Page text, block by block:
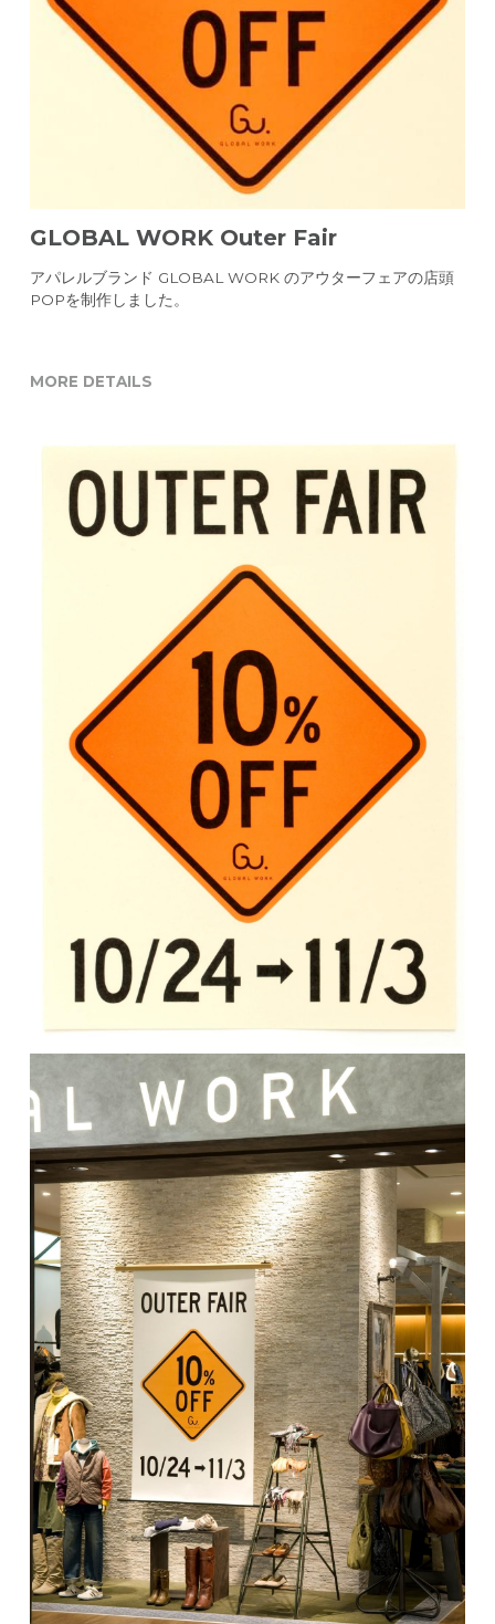
CONTACT
GLOBAL WORK Outer Fair
アパレルブランド GLOBAL WORK のアウターフェアの店頭
POPを制作しました。
MORE DETAILS